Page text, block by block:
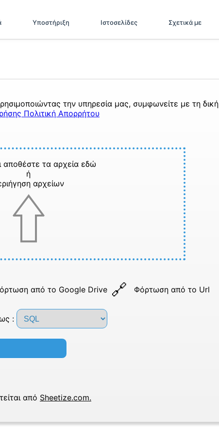
Υποστήριξη Ιστοσελίδες Σχετικά με
την υπηρεσία μας, συμφωνείτε με τη δική
Πολιτική Απορρήτου
αποθέστε τα αρχεία εδώ
ή
αρχείων
από το Google Drive Φόρτωση από το Url
:
από Sheetize.com.